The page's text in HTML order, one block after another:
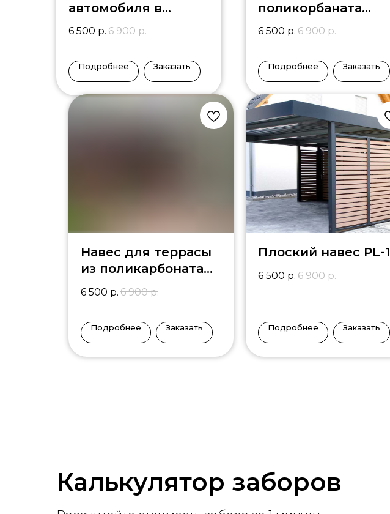
автомобиля в
частном доме DM-1
6 500 р. 6 900 р.
Подробнее Заказать
поликорбаната
АНП34
6 500 р. 6 900 р.
Подробнее Заказать
Навес для террасы
из поликарбоната
TR-1
6 500 р. 6 900 р.
Подробнее Заказать
Плоский навес PL-1
6 500 р. 6 900 р.
Подробнее Заказать
Калькулятор заборов